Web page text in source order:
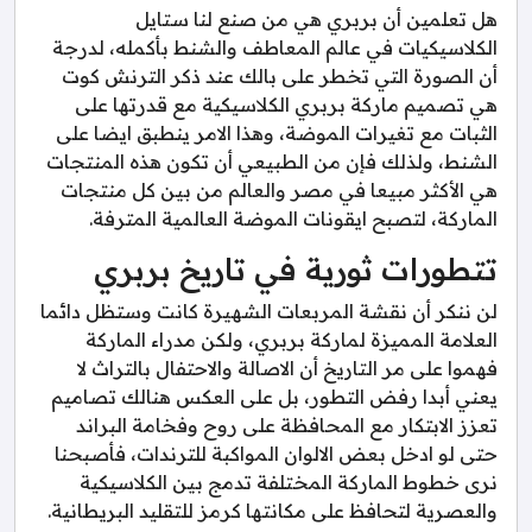
هل تعلمين أن بربري هي من صنع لنا ستايل
الكلاسيكيات في عالم المعاطف والشنط بأكمله، لدرجة
أن الصورة التي تخطر على بالك عند ذكر الترنش كوت
هي تصميم ماركة بربري الكلاسيكية مع قدرتها على
الثبات مع تغيرات الموضة، وهذا الامر ينطبق ايضا على
الشنط، ولذلك فإن من الطبيعي أن تكون هذه المنتجات
هي الأكثر مبيعا في مصر والعالم من بين كل منتجات
الماركة، لتصبح ايقونات الموضة العالمية المترفة.
تتطورات ثورية في تاريخ بربري
لن ننكر أن نقشة المربعات الشهيرة كانت وستظل دائما
العلامة المميزة لماركة بربري، ولكن مدراء الماركة
فهموا على مر التاريخ أن الاصالة والاحتفال بالتراث لا
يعني أبدا رفض التطور، بل على العكس هنالك تصاميم
تعزز الابتكار مع المحافظة على روح وفخامة البراند
حتى لو ادخل بعض الالوان المواكبة للترندات، فأصبحنا
نرى خطوط الماركة المختلفة تدمج بين الكلاسيكية
والعصرية لتحافظ على مكانتها كرمز للتقليد البريطانية.